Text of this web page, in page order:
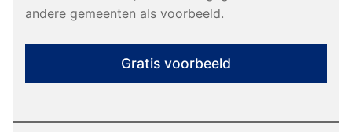
andere gemeenten als voorbeeld.
Gratis voorbeeld